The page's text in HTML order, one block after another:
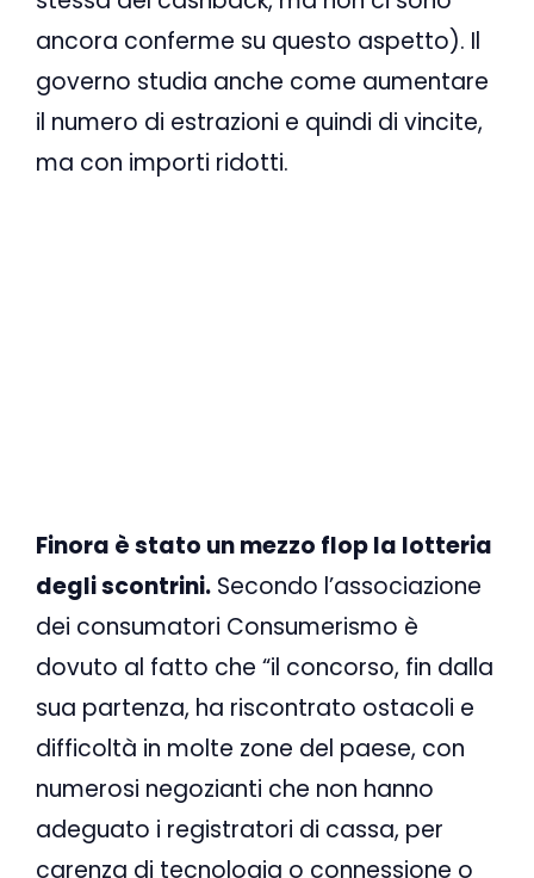
ancora conferme su questo aspetto). Il
governo studia anche come aumentare
il numero di estrazioni e quindi di vincite,
ma con importi ridotti.
Finora è stato un mezzo flop la lotteria
degli scontrini. Secondo l’associazione
dei consumatori Consumerismo è
dovuto al fatto che “il concorso, fin dalla
sua partenza, ha riscontrato ostacoli e
difficoltà in molte zone del paese, con
numerosi negozianti che non hanno
adeguato i registratori di cassa, per
carenza di tecnologia o connessione o